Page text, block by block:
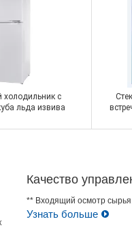
холодильник с
льда извива
2 двойным
Контакт
Качество
** Входящий осмотр
Узнать больше